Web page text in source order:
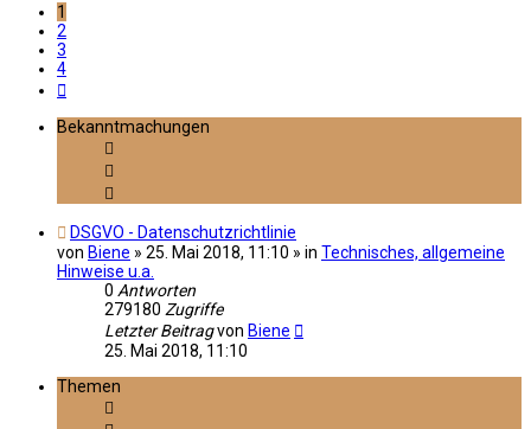
1
2
3
4
Bekanntmachungen
DSGVO - Datenschutzrichtlinie
von Biene » 25. Mai 2018, 11:10 » in Technisches, allgemeine
Hinweise u.a.
0 Antworten
279180 Zugriffe
Letzter Beitragvon Biene
25. Mai 2018, 11:10
Themen